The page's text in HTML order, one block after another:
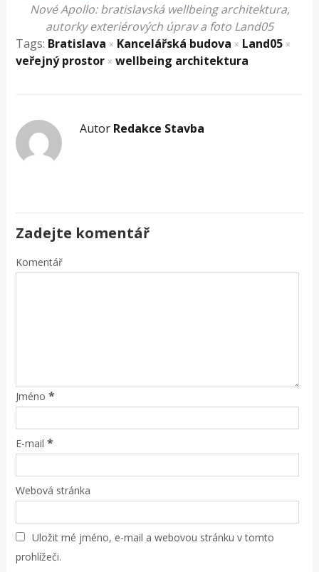
Nové Apollo: bratislavská wellbeing architektura,
autorky exteriérových úprav a foto Land05
Tags: Bratislava × Kancelářská budova × Land05 ×
veřejný prostor × wellbeing architektura
Autor Redakce Stavba
Zadejte komentář
Komentář
Jméno *
E-mail *
Webová stránka
Uložit mé jméno, e-mail a webovou stránku v tomto
prohlížeči.